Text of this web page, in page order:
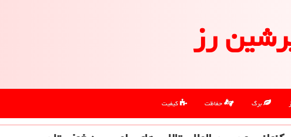
رز
برگ حفاظت کیفیت